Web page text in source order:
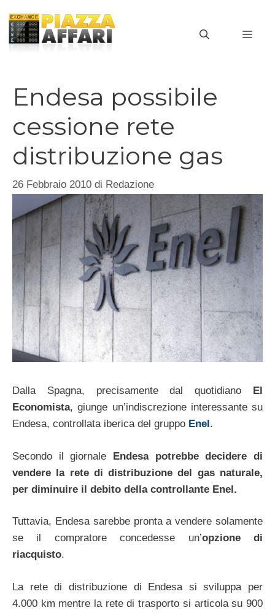
contenuto
Endesa possibile
cessione rete
distribuzione gas
26 Febbraio 2010 di Redazione
Dalla Spagna, precisamente dal quotidiano El
Economista, giunge un’indiscrezione interessante su
Endesa, controllata iberica del gruppo Enel .
Secondo il giornale Endesa potrebbe decidere di
vendere la rete di distribuzione del gas naturale,
per diminuire il debito della controllante Enel.
Tuttavia, Endesa sarebbe pronta a vendere solamente
se il compratore concedesse un’opzione di
riacquisto.
La rete di distribuzione di Endesa si sviluppa per
4.000 km mentre la rete di trasporto si articola su 900